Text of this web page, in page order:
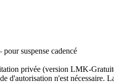
suspense cadencé
privée (version LMK-
n'est nécessaire.